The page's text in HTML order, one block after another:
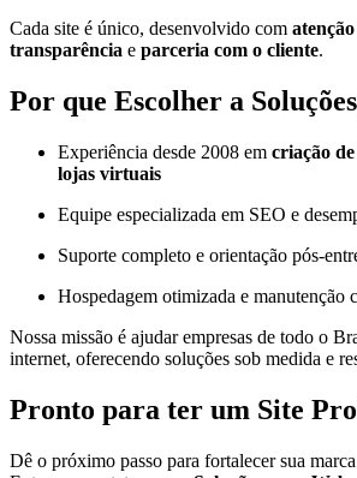
Cada site é único, desenvolvido com
transparência e parceria com o cliente.
Por que Escolher a
Experiência desde 2008 em criação
lojas virtuais
Equipe especializada em SEO e
Suporte completo e orientação pós-
Hospedagem otimizada e manutenção
Nossa missão é ajudar empresas de todo o
internet, oferecendo soluções sob medida e
Pronto para ter um Site
Dê o próximo passo para fortalecer sua